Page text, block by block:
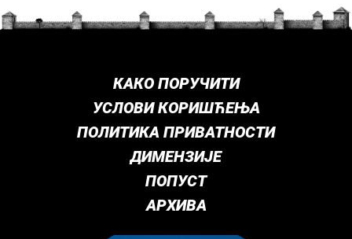
КАКО ПОРУЧИТИ
УСЛОВИ КОРИШЋЕЊА
ПОЛИТИКА ПРИВАТНОСТИ
ДИМЕНЗИЈЕ
ПОПУСТ
АРХИВА